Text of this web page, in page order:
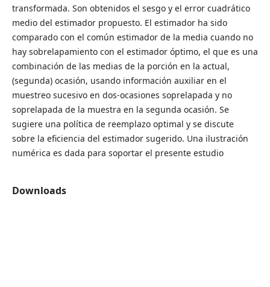
transformada. Son obtenidos el sesgo y el error cuadrático
medio del estimador propuesto. El estimador ha sido
comparado con el común estimador de la media cuando no
hay sobrelapamiento con el estimador óptimo, el que es una
combinación de las medias de la porción en la actual,
(segunda) ocasión, usando información auxiliar en el
muestreo sucesivo en dos-ocasiones soprelapada y no
soprelapada de la muestra en la segunda ocasión. Se
sugiere una política de reemplazo optimal y se discute
sobre la eficiencia del estimador sugerido. Una ilustración
numérica es dada para soportar el presente estudio
Downloads